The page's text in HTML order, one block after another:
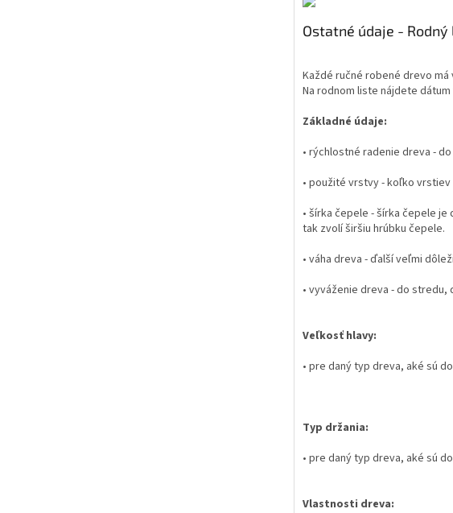
Ostatné údaje - Rodný
Každé ručné robené drevo
Na rodnom liste nájdete dátum
Základné údaje:
• rýchlostné radenie dreva -
• použité vrstvy - koľko
• šírka čepele - šírka čepele
tak zvolí širšiu hrúbku čepele.
• váha dreva - ďalší veľmi
• vyváženie dreva - do
Veľkosť hlavy:
• pre daný typ dreva, aké sú
Typ držania:
• pre daný typ dreva, aké sú
Vlastnosti dreva: